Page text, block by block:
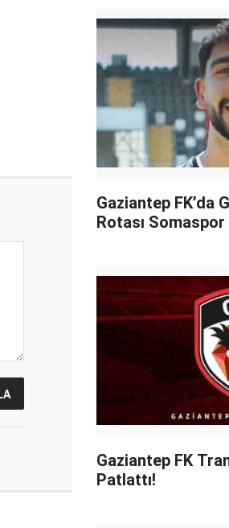
Gaziantep FK’da
Rotası Somaspor
Gaziantep FK
Patlattı!